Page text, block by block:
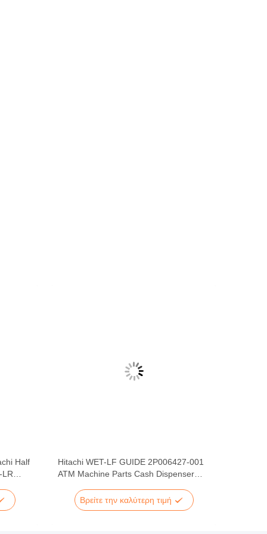
Half
LR
Hitachi WET-LF GUIDE 2P006427-001
ATM Machine Parts Cash Dispenser
Βρείτε την καλύτερη τιμή